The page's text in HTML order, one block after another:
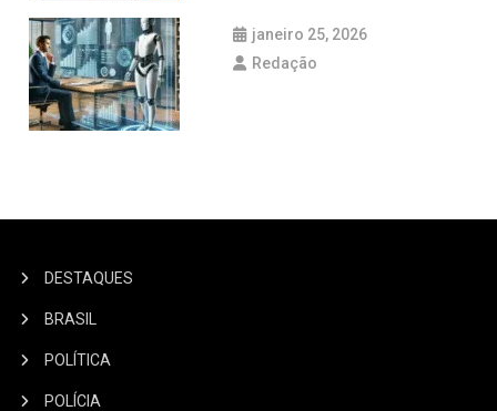
janeiro 25, 2026
Redação
DESTAQUES
BRASIL
POLÍTICA
POLÍCIA